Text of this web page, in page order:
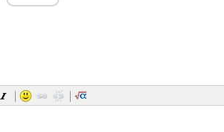
， 为 了 您 和 熊 猫 办 公 以 及 原 创 作 者 的 利 益 ，
担 法 律 责 任 ！ 熊 猫 办 公